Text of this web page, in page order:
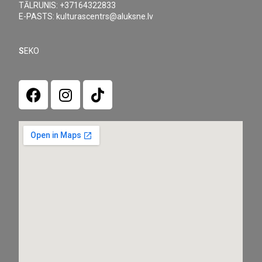
TĀLRUNIS: +37164322833
E-PASTS: kulturascentrs@aluksne.lv
SEKO